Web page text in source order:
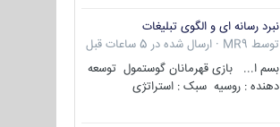
نبرد رسانه ای و الگوی تبلیغات
توسط MR9
· ارسال شده در 5 ساعات قبل
بسم ا... بازی قهرمانان گوستمول توسعه
دهنده : روسیه سبک : استراتژی